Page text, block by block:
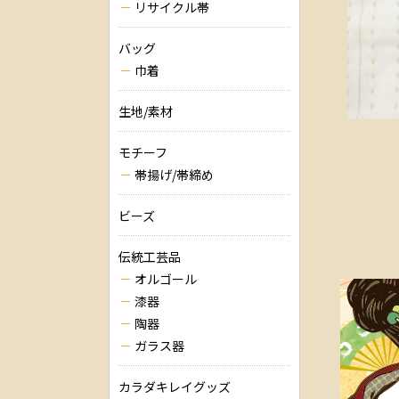
リサイクル帯
バッグ
巾着
生地/素材
モチーフ
帯揚げ/帯締め
ビーズ
伝統工芸品
オルゴール
漆器
陶器
ガラス器
カラダキレイグッズ